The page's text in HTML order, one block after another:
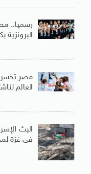
رسميا..
البرونزية
العالم
البث
فى غزة